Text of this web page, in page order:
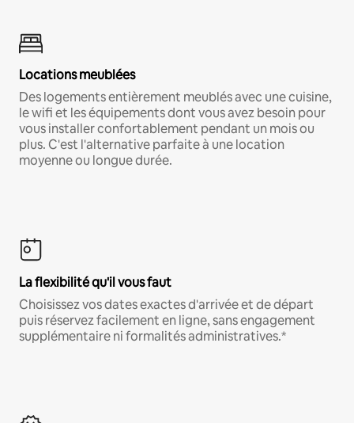
Locations meublées
Des logements entièrement meublés avec une cuisine,
le wifi et les équipements dont vous avez besoin pour
vous installer confortablement pendant un mois ou
plus. C'est l'alternative parfaite à une location
moyenne ou longue durée.
La flexibilité qu'il vous faut
Choisissez vos dates exactes d'arrivée et de départ
puis réservez facilement en ligne, sans engagement
supplémentaire ni formalités administratives.*